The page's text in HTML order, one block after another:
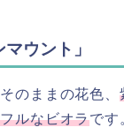
ウント」
のままの花色、
ルなビオラです